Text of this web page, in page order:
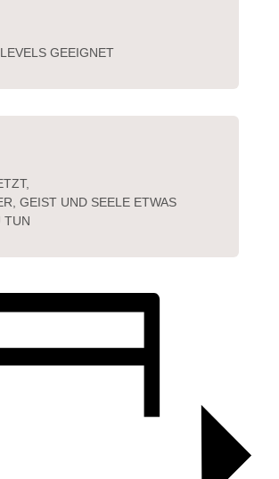
GEEIGNET
GEIST UND SEELE ETWAS
TUN